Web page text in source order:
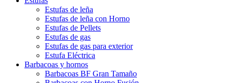
Estufas de leña
Estufas de leña con Horno
Estufas de Pellets
Estufas de gas
Estufas de gas para exterior
Estufa Eléctrica
Barbacoas y hornos
Barbacoas BF Gran Tamaño